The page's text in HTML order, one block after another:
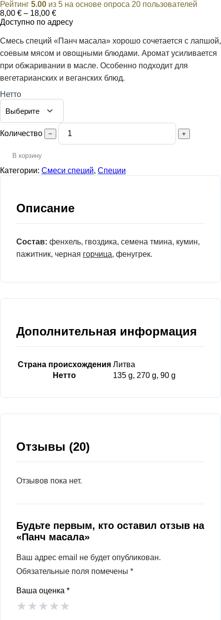
Рейтинг 5.00 из 5 на основе опроса 20 пользователей
8,00 € – 18,00 €Диапазон
цен:
–
Доступно по адресу
Смесь специй «Панч масала» хорошо сочетается с лапшой,
соевым мясом и овощными блюдами. Аромат усиливается
при обжаривании в масле. Особенно подходит для
вегетарианских и веганских блюд.
Нетто
Количество − +
В корзину
Категории: Смеси специй, Специи
Описание
Состав: фенхель, гвоздика, семена тмина, кумин,
пажитник, черная горчица, фенугрек.
Дополнительная информация
Страна происхождения Литва
Нетто
135 g, 270 g, 90 g
Отзывы (20)
Отзывов пока нет.
Будьте первым, кто оставил отзыв на
«Панч масала»
Ваш адрес email не будет опубликован.
Обязательные поля помечены *
Ваша оценка *
★★★★★